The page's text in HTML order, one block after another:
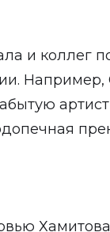
и коллег